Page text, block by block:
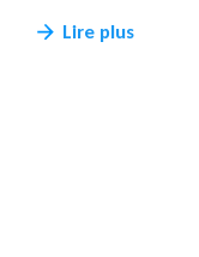
Lire plus